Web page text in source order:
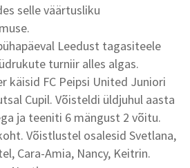
selle väärtusliku
Leedust tagasiteele
turniir alles algas.
käisid FC Peipsi United Juniori
Cupil. Võisteldi üldjuhul aasta
ja teeniti 6 mängust 2 võitu.
Võistlustel osalesid Svetlana,
Cara-Amia, Nancy, Keitrin.